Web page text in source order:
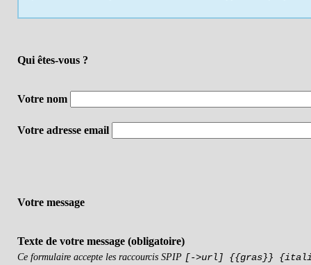
Qui êtes-vous ?
Votre nom
Votre adresse email
Votre message
Texte de votre message (obligatoire)
Ce formulaire accepte les raccourcis SPIP [->url] {{gras}}